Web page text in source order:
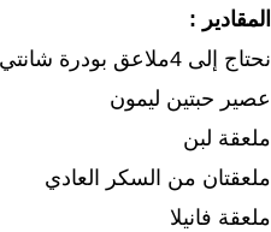
المقادير :
نحتاج إلى 4ملاعق بودرة شانتي
عصير حبتين ليمون
ملعقة لبن
ملعقتان من السكر العادي
ملعقة فانيلا